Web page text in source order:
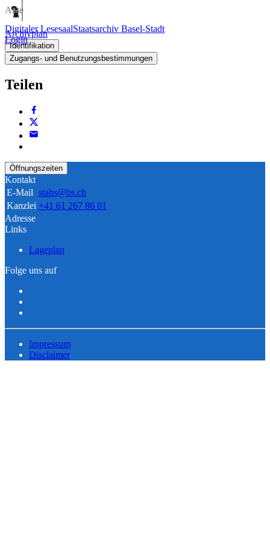
Digitaler LesesaalStaatsarchiv Basel-Stadt
Login
Akte
Archivplan
Identifikation
Zugangs- und Benutzungsbestimmungen
Teilen
Öffnungszeiten
Kontakt
E-Mail stabs@bs.ch
Kanzlei +41 61 267 86 01
Adresse
Links
Lageplan
Folge uns auf
Impressum
Disclaimer